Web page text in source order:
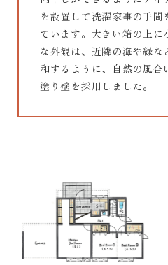
を設置して洗濯家事の手間
ています。大きい箱の上に
な外観は、近隣の海や緑
和するように、自然の風合
塗り壁を採用しました。